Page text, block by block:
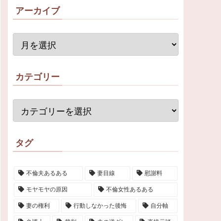
アーカイブ
カテゴリー
タグ
不倫夫あるある 妻目線 慰謝料
モヤモヤの原因 不倫女性あるある
妻の権利 行動しなかった後悔 自分軸